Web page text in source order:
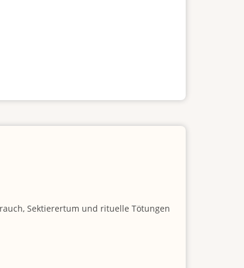
Sektierertum und rituelle Tötungen